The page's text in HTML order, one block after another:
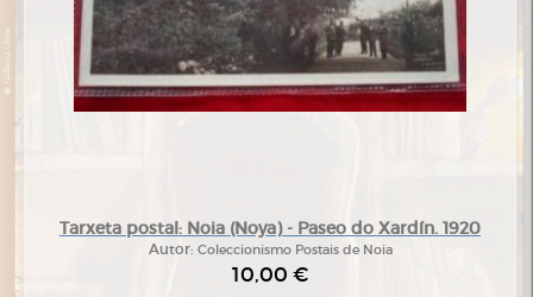
Tarxeta postal: Noia (Noya) - Paseo do Xardín. 1920
Autor: Coleccionismo Postais de Noia
10,00 €